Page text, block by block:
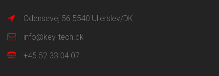
Odensevej 56 5540 Ullerslev/DK
info@key-tech.dk
+45 52 33 04 07